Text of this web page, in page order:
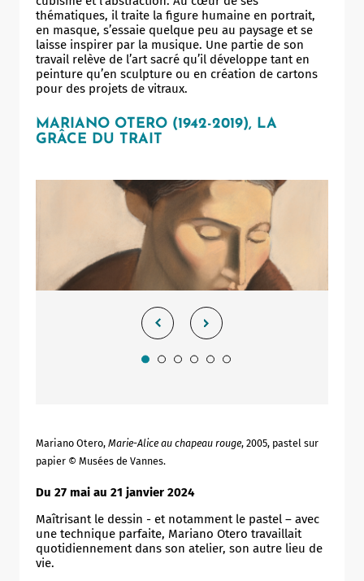
thématiques, il traite la figure humaine en portrait,
en masque, s’essaie quelque peu au paysage et se
laisse inspirer par la musique. Une partie de son
travail relève de l’art sacré qu’il développe tant en
peinture qu’en sculpture ou en création de cartons
pour des projets de vitraux.
MARIANO OTERO (1942-2019), LA
GRÂCE DU TRAIT
Mariano Otero, Marie-Alice au chapeau rouge, 2005, pastel sur
papier © Musées de Vannes.
Du 27 mai au 21 janvier 2024
Maîtrisant le dessin - et notamment le pastel – avec
une technique parfaite, Mariano Otero travaillait
quotidiennement dans son atelier, son autre lieu de
vie.